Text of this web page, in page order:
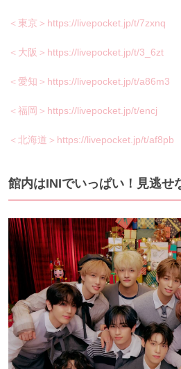
＜東京＞https://livepocket.jp/t/7zxnq
＜大阪＞https://livepocket.jp/t/3_6zt
＜愛知＞https://livepocket.jp/t/a86m3
＜福岡＞https://livepocket.jp/t/encj
＜北海道＞https://livepocket.jp/t/af8pb
館内はINIでいっぱい！見逃せ